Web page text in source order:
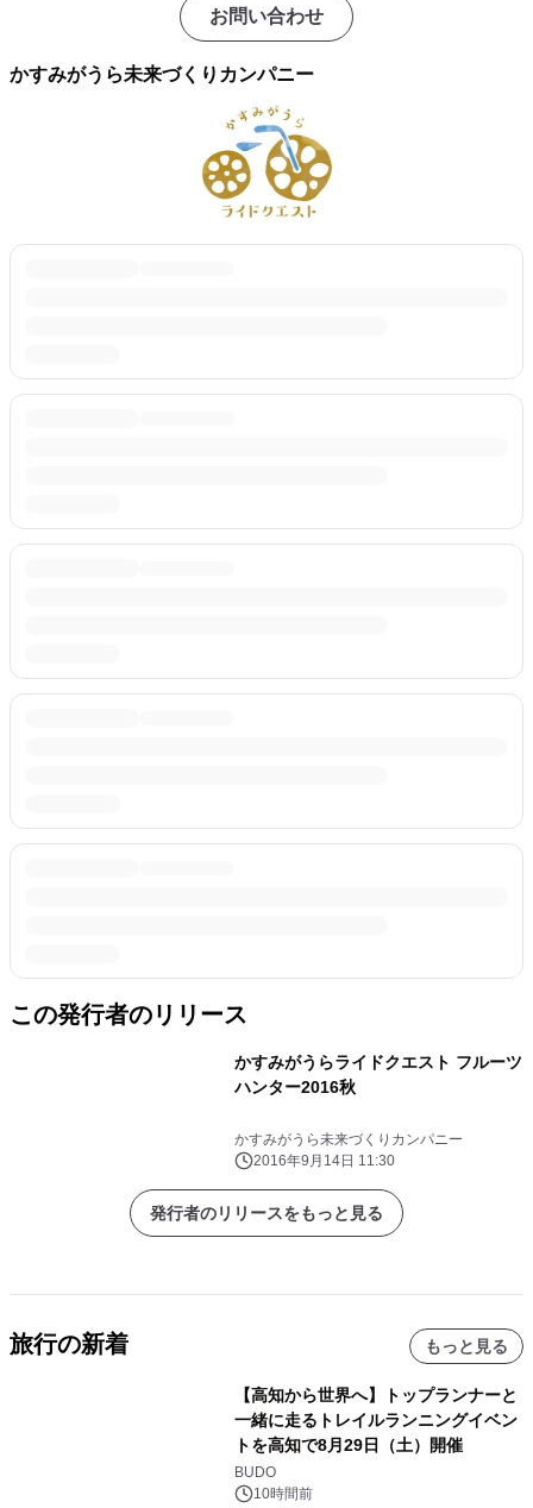
お問い合わせ
かすみがうら未来づくりカンパニー
この発行者のリリース
かすみがうらライドクエスト フルーツ
ハンター2016秋
かすみがうら未来づくりカンパニー
2016年9月14日 11:30
発行者のリリースをもっと見る
旅行の新着 もっと見る
【高知から世界へ】トップランナーと
一緒に走るトレイルランニングイベン
トを高知で8月29日（土）開催
BUDO
10時間前